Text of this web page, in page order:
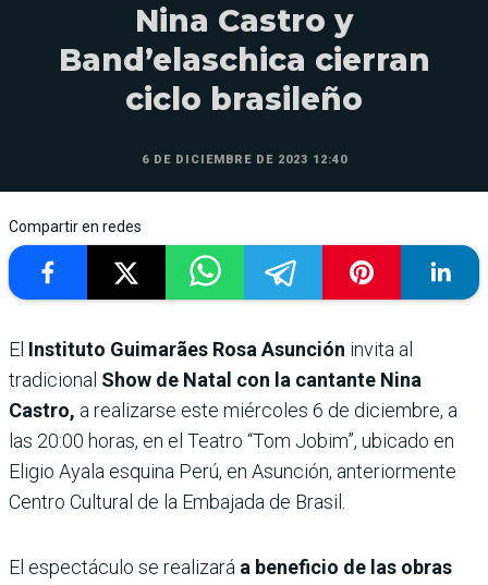
Nina Castro y
Band’elaschica cierran
ciclo brasileño
6 DE DICIEMBRE DE 2023 12:40
Compartir en redes
El Instituto Guimarães Rosa Asunción invita al
tradicional Show de Natal con la cantante Nina
Castro, a realizarse este miércoles 6 de diciembre, a
las 20:00 horas, en el Teatro “Tom Jobim”, ubicado en
Eligio Ayala esquina Perú, en Asunción, anteriormente
Centro Cultural de la Embajada de Brasil.
El espectáculo se realizará a beneficio de las obras